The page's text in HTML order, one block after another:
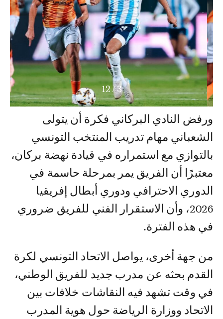
3
/
12
ورفض النادي البركاني فكرة أن يتولى
الشعباني مهام تدريب المنتخب التونسي
بالتوازي مع استمراره في قيادة نهضة بركان،
معتبرًا أن الفريق يمر بمرحلة حاسمة في
الدوري الاحترافي ودوري أبطال إفريقيا
2026، وأن الاستقرار الفني للفريق ضروري
في هذه الفترة.
من جهة أخرى، يواصل الاتحاد التونسي لكرة
القدم بحثه عن مدرب جديد للفريق الوطني،
في وقت تشهد فيه النقاشات خلافات بين
الاتحاد ووزارة الرياضة حول هوية المدرب